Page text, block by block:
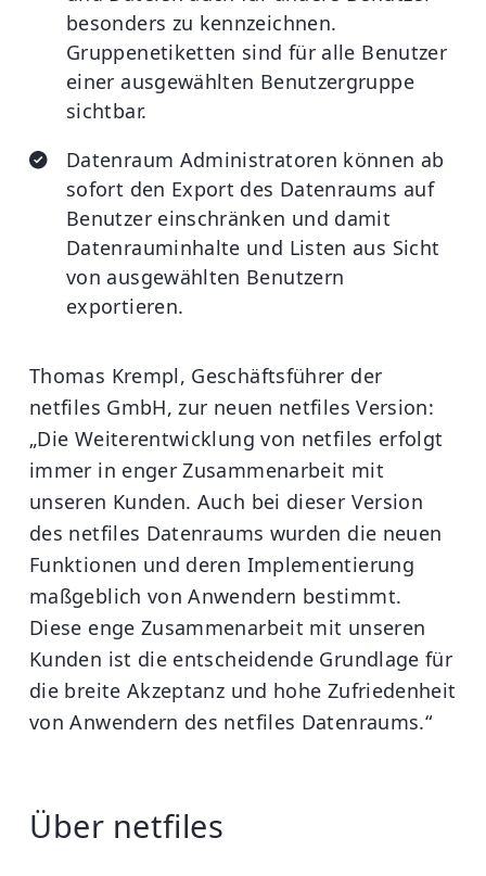
besonders zu kennzeichnen.
Gruppenetiketten sind für alle Benutzer
einer ausgewählten Benutzergruppe
sichtbar.
Datenraum Administratoren können ab
sofort den Export des Datenraums auf
Benutzer einschränken und damit
Datenrauminhalte und Listen aus Sicht
von ausgewählten Benutzern
exportieren.
Thomas Krempl, Geschäftsführer der
netfiles GmbH, zur neuen netfiles Version:
„Die Weiterentwicklung von netfiles erfolgt
immer in enger Zusammenarbeit mit
unseren Kunden. Auch bei dieser Version
des netfiles Datenraums wurden die neuen
Funktionen und deren Implementierung
maßgeblich von Anwendern bestimmt.
Diese enge Zusammenarbeit mit unseren
Kunden ist die entscheidende Grundlage für
die breite Akzeptanz und hohe Zufriedenheit
von Anwendern des netfiles Datenraums.“
Über netfiles